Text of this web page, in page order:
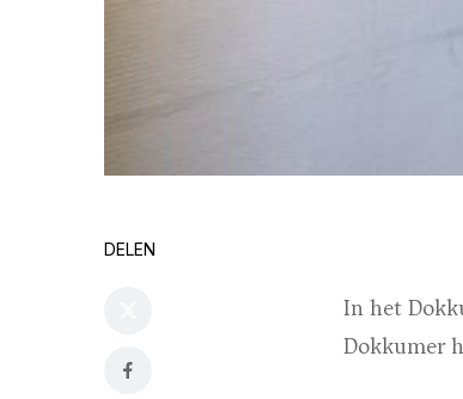
DELEN
In het
Dokkumer